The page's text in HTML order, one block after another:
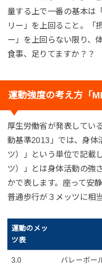
量する上で一番の基本は
リー」を上回ること。「
ー」を上回らない限り、
食事、足りてますか？？
運動強度の考え方「
厚生労働省が発表してい
動基準2013」では、身体
ツ）」という単位で記載
ツ）」とは身体活動の強
かで表します。座って安
普通歩行が３メッツに相当
運動のメッ
ツ表
3.0 バレーボー